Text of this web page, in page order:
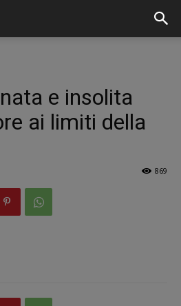
e insolita
ai limiti della
869